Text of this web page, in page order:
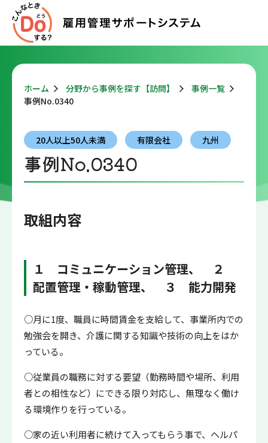
ホーム 分野から事例を探す【訪問】
事例一覧
事例No.0340
20人以上50人未満 有限会社 九州
事例No.0340
取組内容
１ コミュニケーション管理、 ２
配置管理・稼動管理、 ３ 能力開発
○月に1度、職員に時間賃金を支給して、事業所内での
勉強会を開き、介護に関する知識や技術の向上をはか
っている。
○従業員の職務に対する要望（勤務時間や場所、利用
者との相性など）にできる限り対応し、無理なく働け
る環境作りを行っている。
○家の近い利用者に続けて入ってもらう事で、ヘルパ